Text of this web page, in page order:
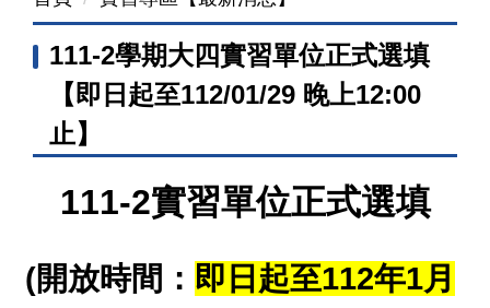
111-2學期大四實習單位正式選填
【即日起至112/01/29 晚上12:00
止】
111-2實習單位正式選填
(開放時間： 即日起至112年1月